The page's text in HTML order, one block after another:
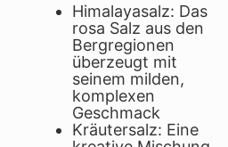
Himalayasalz: Das
rosa Salz aus den
Bergregionen
überzeugt mit
seinem milden,
komplexen
Geschmack
Kräutersalz: Eine